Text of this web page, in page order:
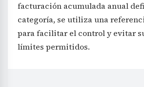
facturación acumulada anual
categoría, se utiliza una
para facilitar el control y evitar
límites permitidos.